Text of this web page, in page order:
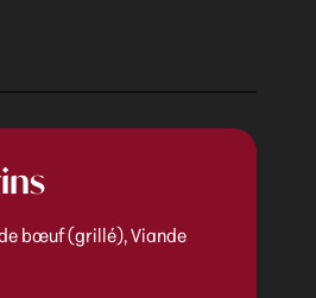
bœuf (grillé), Viande